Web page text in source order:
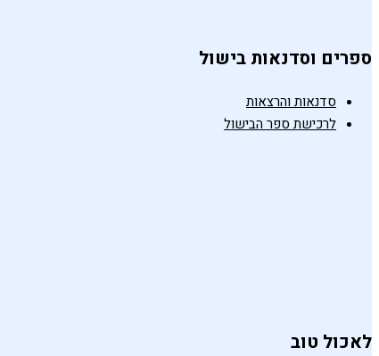
ספרים וסדנאות בישול
סדנאות והרצאות
לרכישת ספר הבישול
לאכול טוב